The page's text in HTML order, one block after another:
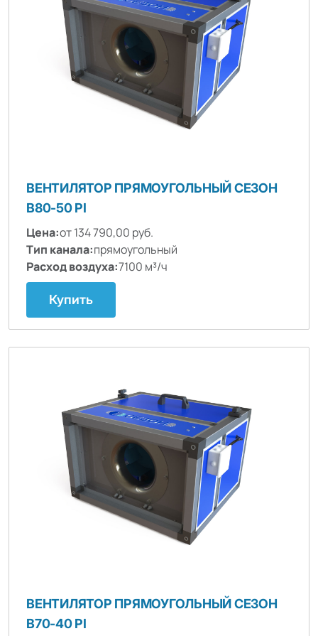
ВЕНТИЛЯТОР ПРЯМОУГОЛЬНЫЙ СЕЗОН
B80-50 PI
Цена:от 134 790,00 руб.
Тип канала:прямоугольный
Расход воздуха:7100 м³/ч
Купить
ВЕНТИЛЯТОР ПРЯМОУГОЛЬНЫЙ СЕЗОН
B70-40 PI